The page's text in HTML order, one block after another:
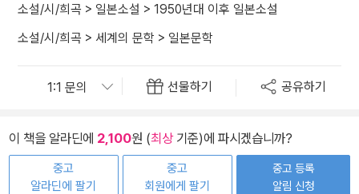
소설/시/희곡 > 일본소설 > 1950년대 이후 일본소설
소설/시/희곡 > 세계의 문학 > 일본문학
선물하기 공유하기
이 책을 알라딘에 2,100원 (최상기준)에 파시겠습니까?
중고
알라딘에 팔기
중고
회원에게 팔기
중고 등록
알림 신청